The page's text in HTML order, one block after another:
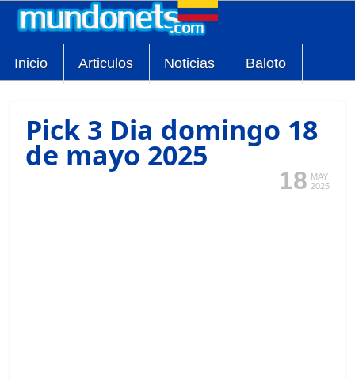
Inicio Articulos Noticias Baloto
Pick 3 Dia domingo 18
de mayo 2025
18 MAY
2025